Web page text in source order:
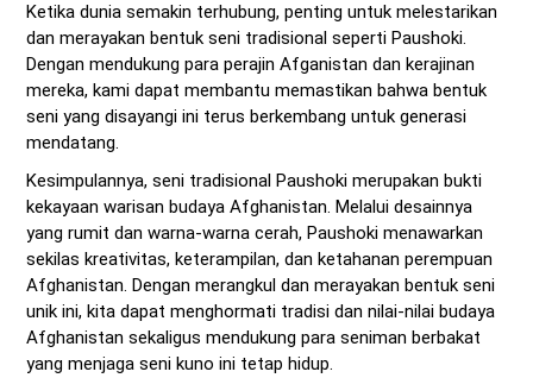
Ketika dunia semakin terhubung, penting untuk melestarikan
dan merayakan bentuk seni tradisional seperti Paushoki.
Dengan mendukung para perajin Afganistan dan kerajinan
mereka, kami dapat membantu memastikan bahwa bentuk
seni yang disayangi ini terus berkembang untuk generasi
mendatang.
Kesimpulannya, seni tradisional Paushoki merupakan bukti
kekayaan warisan budaya Afghanistan. Melalui desainnya
yang rumit dan warna-warna cerah, Paushoki menawarkan
sekilas kreativitas, keterampilan, dan ketahanan perempuan
Afghanistan. Dengan merangkul dan merayakan bentuk seni
unik ini, kita dapat menghormati tradisi dan nilai-nilai budaya
Afghanistan sekaligus mendukung para seniman berbakat
yang menjaga seni kuno ini tetap hidup.